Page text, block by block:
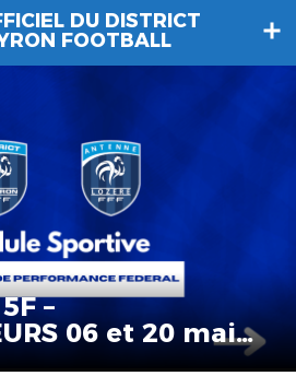
DU DISTRICT
FOOTBALL
–
06 et 20 mai